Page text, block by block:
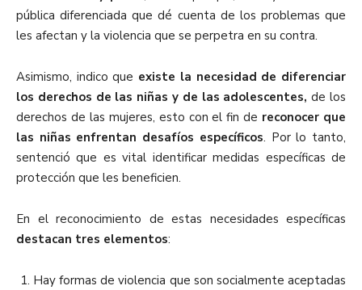
pública diferenciada que dé cuenta de los problemas que
les afectan y la violencia que se perpetra en su contra.
Asimismo, indico que existe la necesidad de diferenciar
los derechos de las niñas y de las adolescentes, de los
derechos de las mujeres, esto con el fin de reconocer que
las niñas enfrentan desafíos específicos. Por lo tanto,
sentenció que es vital identificar medidas específicas de
protección que les beneficien.
En el reconocimiento de estas necesidades específicas
destacan tres elementos:
Hay formas de violencia que son socialmente aceptadas